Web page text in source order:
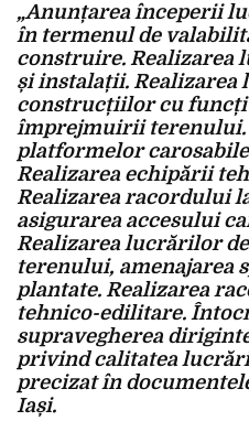
„Anunțarea începerii
în termenul de
construire.
și instalații. Realizarea
construcțiilor cu
împrejmuirii terenului.
platformelor
Realizarea echipării
Realizarea racordului
asigurarea accesului
Realizarea lucrărilor
terenului, amenajarea
plantate. Realizarea
tehnico-edilitare.
supravegherea
privind calitatea
precizat în
Iași.